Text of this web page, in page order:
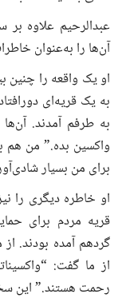
عبدالرحیم علاوه
آن‌ها را به‌عنوان
او یک واقعه را چنین
به یک قریه‌ای
به طرفم آمدند.
واکسین بده.” من هم
برای من بسیار
او خاطره دیگری را
قریه مردم برای
گردهم آمده بودند.
از ما گفت:
رحمت هستند.” این